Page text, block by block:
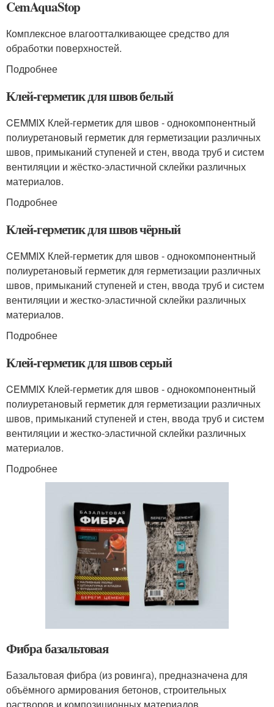
CemAquaStop
Комплексное влагоотталкивающее средство для
обработки поверхностей.
Подробнее
Клей-герметик для швов белый
CEMMIX Клей-герметик для швов - однокомпонентный
полиуретановый герметик для герметизации различных
швов, примыканий ступеней и стен, ввода труб и систем
вентиляции и жёстко-эластичной склейки различных
материалов.
Подробнее
Клей-герметик для швов чёрный
CEMMIX Клей-герметик для швов - однокомпонентный
полиуретановый герметик для герметизации различных
швов, примыканий ступеней и стен, ввода труб и систем
вентиляции и жестко-эластичной склейки различных
материалов.
Подробнее
Клей-герметик для швов серый
CEMMIX Клей-герметик для швов - однокомпонентный
полиуретановый герметик для герметизации различных
швов, примыканий ступеней и стен, ввода труб и систем
вентиляции и жестко-эластичной склейки различных
материалов.
Подробнее
Фибра базальтовая
Базальтовая фибра (из ровинга), предназначена для
объёмного армирования бетонов, строительных